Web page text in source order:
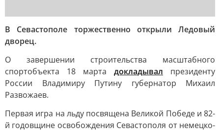
В Севастополе торжественно открыли Ледовый
дворец.
О завершении строительства масштабного
спортобъекта 18 марта докладывал президенту
России Владимиру Путину губернатор Михаил
Развожаев.
Первая игра на льду посвящена Великой Победе и 82-
й годовщине освобождения Севастополя от немецко-